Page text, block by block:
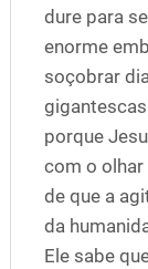
dure para
enorme
soçobrar
porque
com o olhar
de que a
da
Ele sabe